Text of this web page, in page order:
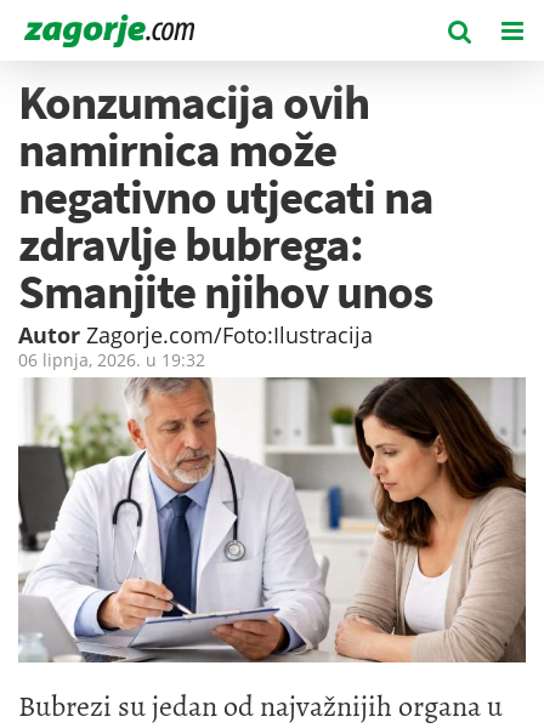
Konzumacija ovih
namirnica može
negativno utjecati na
zdravlje bubrega:
Smanjite njihov unos
Autor Zagorje.com/Foto:Ilustracija
06 lipnja, 2026. u 19:32
Bubrezi su jedan od najvažnijih organa u